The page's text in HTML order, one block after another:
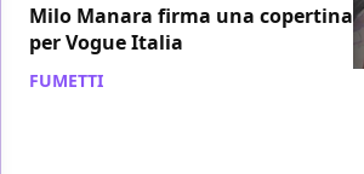
Milo Manara firma una copertina
per Vogue Italia
FUMETTI